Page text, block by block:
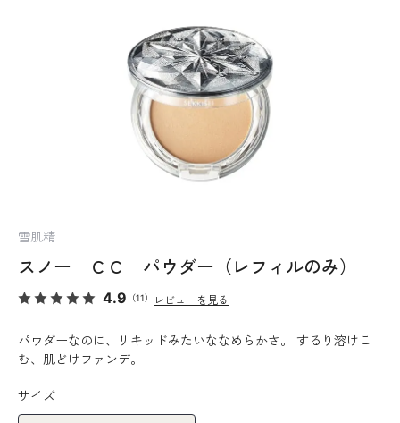
雪肌精
スノー ＣＣ パウダー（レフィルのみ）
4.9 （11） レビューを見る
パウダーなのに、リキッドみたいななめらかさ。 するり溶けこ
む、肌どけファンデ。
サイズ